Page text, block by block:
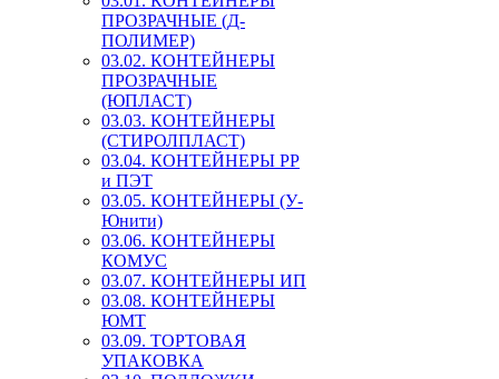
ПРОЗРАЧНЫЕ (Д-
ПОЛИМЕР)
03.02. КОНТЕЙНЕРЫ
ПРОЗРАЧНЫЕ
(ЮПЛАСТ)
03.03. КОНТЕЙНЕРЫ
(СТИРОЛПЛАСТ)
03.04. КОНТЕЙНЕРЫ РР
и ПЭТ
03.05. КОНТЕЙНЕРЫ (У-
Юнити)
03.06. КОНТЕЙНЕРЫ
КОМУС
03.07. КОНТЕЙНЕРЫ ИП
03.08. КОНТЕЙНЕРЫ
ЮМТ
03.09. ТОРТОВАЯ
УПАКОВКА